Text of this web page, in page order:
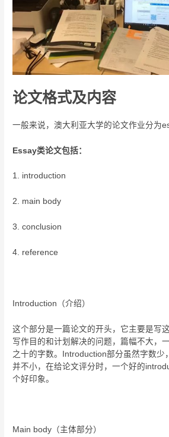
论文格式及内容
一般来说，澳大利亚大学的论文作业分为
Essay类论文包括：
1. introduction
2. main body
3. conclusion
4. reference
Introduction（介绍）
这个部分是一篇论文的开头，它主要是写
写作目的和计划解决的问题，篇幅不大，
之十的字数。Introduction部分虽然字数少
并不小，在给论文评分时，一个好的
个好印象。
Main body（主体部分）